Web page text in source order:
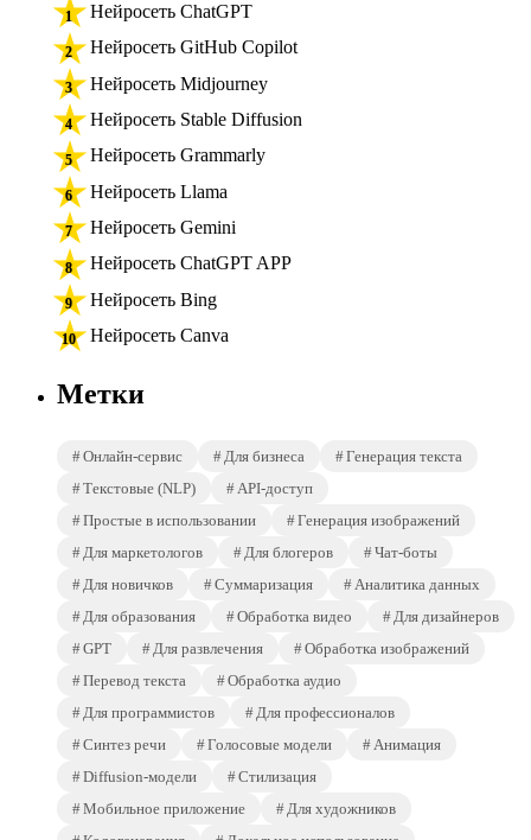
Нейросеть ChatGPT
Нейросеть GitHub Copilot
Нейросеть Midjourney
Нейросеть Stable Diffusion
Нейросеть Grammarly
Нейросеть Llama
Нейросеть Gemini
Нейросеть ChatGPT APP
Нейросеть Bing
Нейросеть Canva
Метки
Онлайн-сервис Для бизнеса
Генерация текста
Текстовые (NLP)
API-доступ
Простые в использовании
Генерация изображений
Для маркетологов
Для блогеров
Чат-боты
Для новичков
Суммаризация
Аналитика данных
Для образования
Обработка видео
Для дизайнеров
GPT
Для развлечения
Обработка изображений
Перевод текста
Обработка аудио
Для программистов
Для профессионалов
Синтез речи
Голосовые модели
Анимация
Diffusion-модели
Стилизация
Мобильное приложение
Для художников